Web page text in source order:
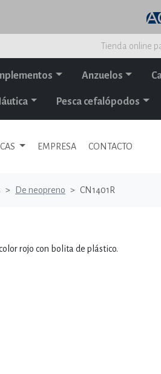
Tienda online
Anzuelos
Pesca cefalópodos
EMPRESA CONTACTO
De neopreno CN1401R
rojo con bolita de plástico.